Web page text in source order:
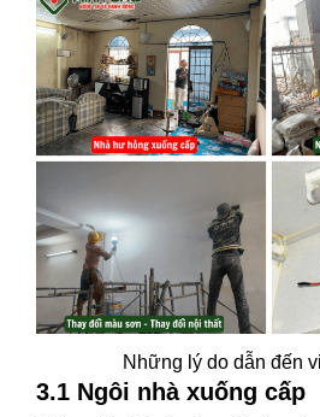
Những lý do dẫn đến
3.1 Ngôi nhà xuống cấp